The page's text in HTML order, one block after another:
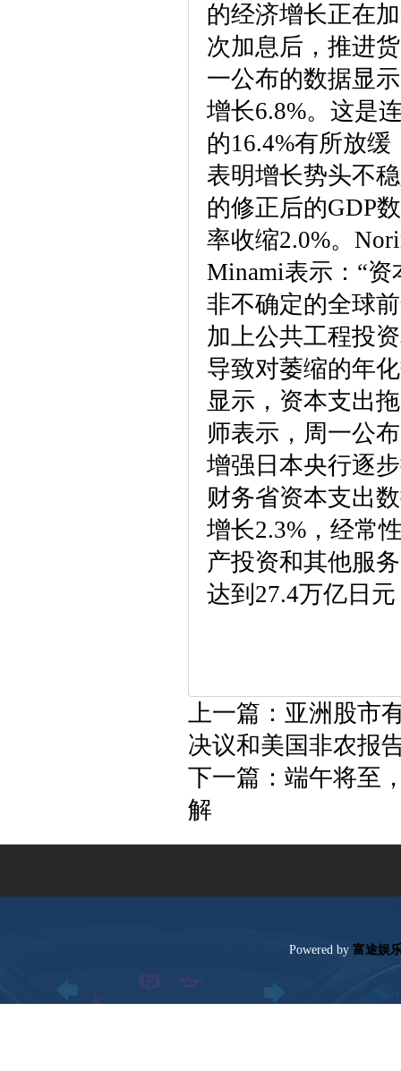
的经济增长正在
次加息后，推进
一公布的数据显
增长6.8%。这是
的16.4%有所放
表明增长势头不
的修正后的GDP
率收缩2.0%。
Minami表示：“
非不确定的全球
加上公共工程投
导致对萎缩的年
显示，资本支出
师表示，周一公
增强日本央行逐
财务省资本支出
增长2.3%，经常
产投资和其他服
达到27.4万亿日
上一篇： 亚洲股市
决议和美国非农报
下一篇： 端午将至
解
Poweredby 富途娱